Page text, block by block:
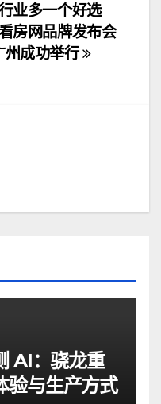
业多一个好选
房网品牌发布会
州成功举行
AI：骁龙重
验与生产方式